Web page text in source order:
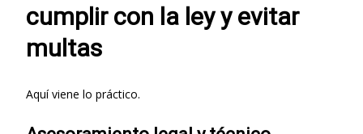
cumplir con la ley y evitar
multas
Aquí viene lo práctico.